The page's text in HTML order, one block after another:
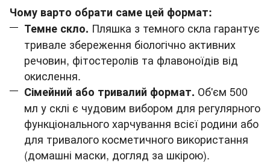
Чому варто обрати саме цей формат:
Темне скло. Пляшка з темного скла гарантує
тривале збереження біологічно активних
речовин, фітостеролів та флавоноїдів від
окислення.
Сімейний або тривалий формат. Об'єм 500
мл у склі є чудовим вибором для регулярного
функціонального харчування всієї родини або
для тривалого косметичного використання
(домашні маски, догляд за шкірою).